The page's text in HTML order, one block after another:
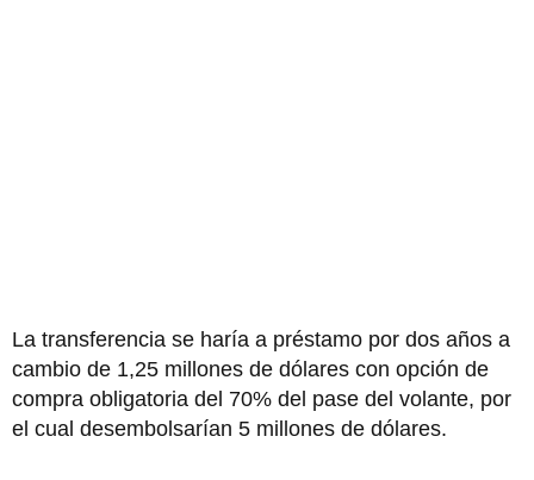
La transferencia se haría a préstamo por dos años a
cambio de 1,25 millones de dólares con opción de
compra obligatoria del 70% del pase del volante, por
el cual desembolsarían 5 millones de dólares.